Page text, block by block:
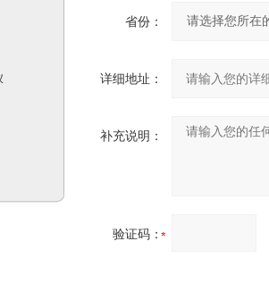
省份：
详细地址：
补充说明：
验证码：